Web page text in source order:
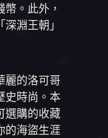
。此外，
淵王朝」
麗的洛可哥
史時尚。本
選購的收藏
的海盜生涯